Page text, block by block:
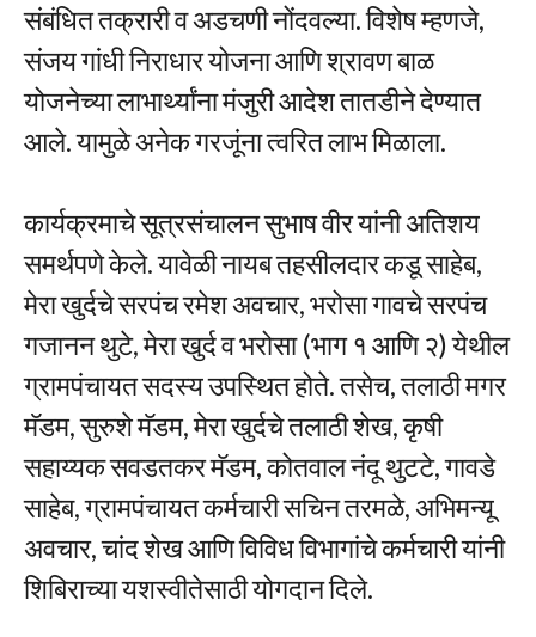
संबंधित तक्रारी व अडचणी नोंदवल्या. विशेष म्हणजे,
संजय गांधी निराधार योजना आणि श्रावण बाळ
योजनेच्या लाभार्थ्यांना मंजुरी आदेश तातडीने देण्यात
आले. यामुळे अनेक गरजूंना त्वरित लाभ मिळाला.
कार्यक्रमाचे सूत्रसंचालन सुभाष वीर यांनी अतिशय
समर्थपणे केले. यावेळी नायब तहसीलदार कडू साहेब,
मेरा खुर्दचे सरपंच रमेश अवचार, भरोसा गावचे सरपंच
गजानन थुटे, मेरा खुर्द व भरोसा (भाग १ आणि २) येथील
ग्रामपंचायत सदस्य उपस्थित होते. तसेच, तलाठी मगर
मॅडम, सुरुशे मॅडम, मेरा खुर्दचे तलाठी शेख, कृषी
सहाय्यक सवडतकर मॅडम, कोतवाल नंदू थुटटे, गावडे
साहेब, ग्रामपंचायत कर्मचारी सचिन तरमळे, अभिमन्यू
अवचार, चांद शेख आणि विविध विभागांचे कर्मचारी यांनी
शिबिराच्या यशस्वीतेसाठी योगदान दिले.